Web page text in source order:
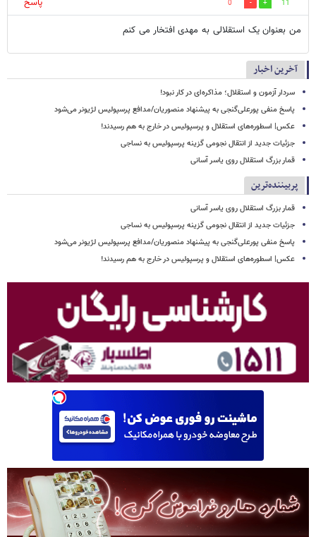
11
0
پاسخ
من بعنوان یک استقلالی به مهدی افتخار می کنم
آخرین اخبار
سردار آزمون و استقلال؛ مذاکره‌ای در کار نبود!
پاسخ منفی پورعلی‌گنجی به پیشنهاد منصوریان/مدافع پرسپولیس لژیونر می‌شود
عکس| اسطوره‌های استقلال و پرسپولیس در خارج به هم رسیدند!
جزئیات جدید از انتقال نجومی گزینه پرسپولیس به نساجی
قمار بزرگ استقلال روی یاسر آسانی
پربیننده‌ترین
قمار بزرگ استقلال روی یاسر آسانی
جزئیات جدید از انتقال نجومی گزینه پرسپولیس به نساجی
پاسخ منفی پورعلی‌گنجی به پیشنهاد منصوریان/مدافع پرسپولیس لژیونر می‌شود
عکس| اسطوره‌های استقلال و پرسپولیس در خارج به هم رسیدند!